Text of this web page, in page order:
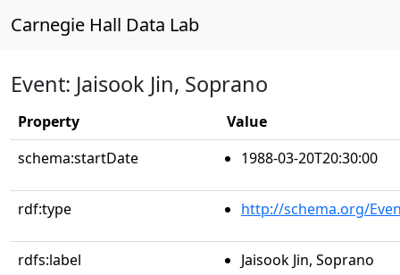
Carnegie Hall Data Lab
Event: Jaisook Jin, Soprano
Property
Value
schema:startDate
1988-03-20T20:30:00
rdf:type http://schema.org/
rdfs:label Jaisook Jin, Soprano